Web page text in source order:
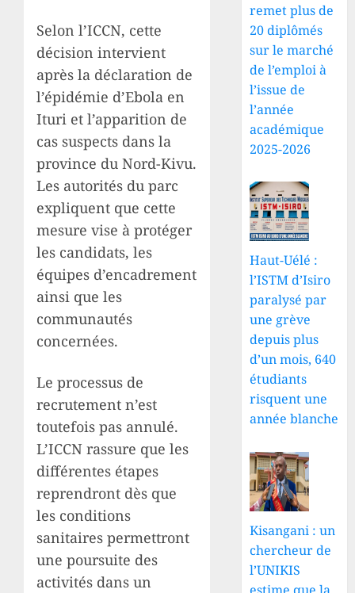
Selon l’ICCN, cette
décision intervient
après la déclaration de
l’épidémie d’Ebola en
Ituri et l’apparition de
cas suspects dans la
province du Nord-Kivu.
Les autorités du parc
expliquent que cette
mesure vise à protéger
les candidats, les
équipes d’encadrement
ainsi que les
communautés
concernées.
Le processus de
recrutement n’est
toutefois pas annulé.
L’ICCN rassure que les
différentes étapes
reprendront dès que
les conditions
sanitaires permettront
une poursuite des
activités dans un
remet plus de
20 diplômés
sur le marché
de l’emploi à
l’issue de
l’année
académique
2025-2026
Haut-Uélé :
l’ISTM d’Isiro
paralysé par
une grève
depuis plus
d’un mois, 640
étudiants
risquent une
année blanche
Kisangani : un
chercheur de
l’UNIKIS